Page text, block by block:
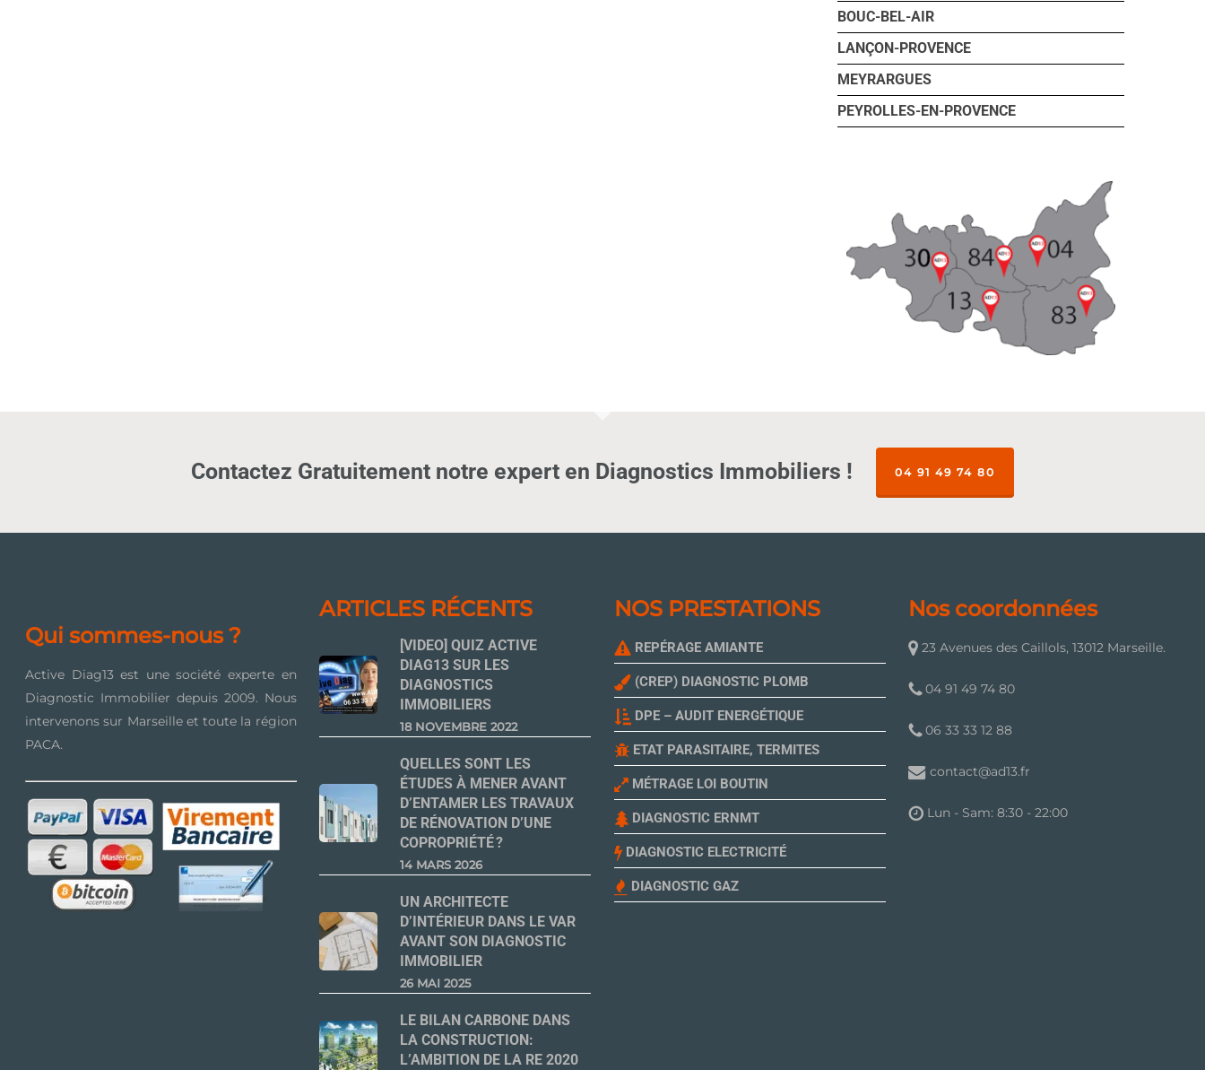
BOUC-BEL-AIR
LANÇON-PROVENCE
MEYRARGUES
PEYROLLES-EN-PROVENCE
Contactez Gratuitement notre expert en Diagnostics Immobiliers ! 04 91 49 74 80
Qui sommes-nous ?
Active Diag13 est une société experte en
Diagnostic Immobilier depuis 2009. Nous
intervenons sur Marseille et toute la région
PACA.
ARTICLES RÉCENTS
[VIDEO] QUIZ ACTIVE
DIAG13 SUR LES
DIAGNOSTICS
IMMOBILIERS
18 NOVEMBRE 2022
QUELLES SONT LES
ÉTUDES À MENER AVANT
D’ENTAMER LES TRAVAUX
DE RÉNOVATION D’UNE
COPROPRIÉTÉ ?
14 MARS 2026
UN ARCHITECTE
D’INTÉRIEUR DANS LE VAR
AVANT SON DIAGNOSTIC
IMMOBILIER
26 MAI 2025
LE BILAN CARBONE DANS
LA CONSTRUCTION:
L’AMBITION DE LA RE 2020
NOS PRESTATIONS
REPÉRAGE AMIANTE
(CREP) DIAGNOSTIC PLOMB
DPE – AUDIT ENERGÉTIQUE
ETAT PARASITAIRE, TERMITES
MÉTRAGE LOI BOUTIN
DIAGNOSTIC ERNMT
DIAGNOSTIC ELECTRICITÉ
DIAGNOSTIC GAZ
Nos coordonnées
23 Avenues des Caillols, 13012 Marseille.
04 91 49 74 80
06 33 33 12 88
contact@ad13.fr
Lun - Sam: 8:30 - 22:00